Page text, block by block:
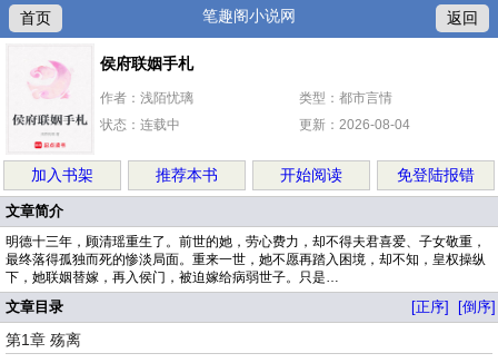
首页 笔趣阁小说网 返回
侯府联姻手札
作者：浅陌忧璃
类型：都市言情
状态：连载中
更新：2026-08-04
加入书架 推荐本书 开始阅读 免登陆报错
文章简介
明德十三年，顾清瑶重生了。前世的她，劳心费力，却不得夫君喜爱、子女敬重，
最终落得孤独而死的惨淡局面。重来一世，她不愿再踏入困境，却不知，皇权操纵
下，她联姻替嫁，再入侯门，被迫嫁给病弱世子。只是…
文章目录 [正序] [倒序]
第1章 殇离